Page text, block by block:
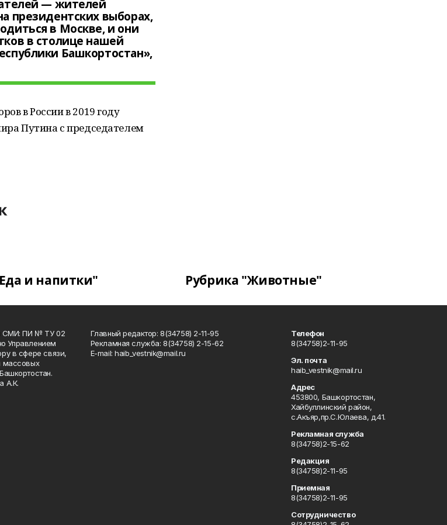
— жителей
президентских выборах,
в Москве, и они
в столице нашей
Башкортостан»,
в России в 2019 году
Путина с председателем
и напитки" Рубрика "Животные"
СМИ: ПИ № ТУ 02
Управлением
в сфере связи,
массовых
А.К.
Главный редактор: 8(34758) 2-11-95
Рекламная служба: 8(34758) 2-15-62
Е-mаil: haib_vestnik@mail.ru
Телефон
8(34758)2-11-95
Эл. почта
haib_vestnik@mail.ru
Адрес
453800, Башкортостан,
Хайбуллинский район,
с.Акъяр,пр.С.Юлаева, д.41.
Рекламная служба
8(34758)2-15-62
Редакция
8(34758)2-11-95
Приемная
8(34758)2-11-95
Сотрудничество